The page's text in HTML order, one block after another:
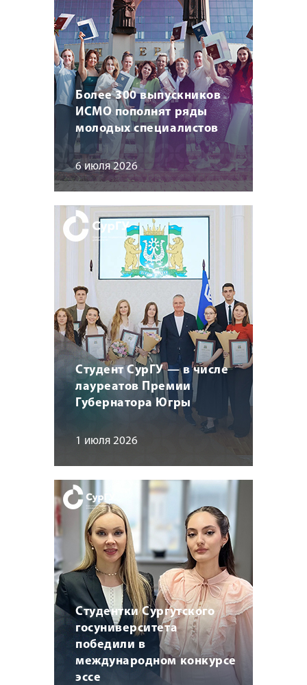
Более 300 выпускников
ИСМО пополнят ряды
молодых специалистов
6 июля 2026
Студент СурГУ — в числе
лауреатов Премии
Губернатора Югры
1 июля 2026
Студентки Сургутского
госуниверситета
победили в
международном конкурсе
эссе